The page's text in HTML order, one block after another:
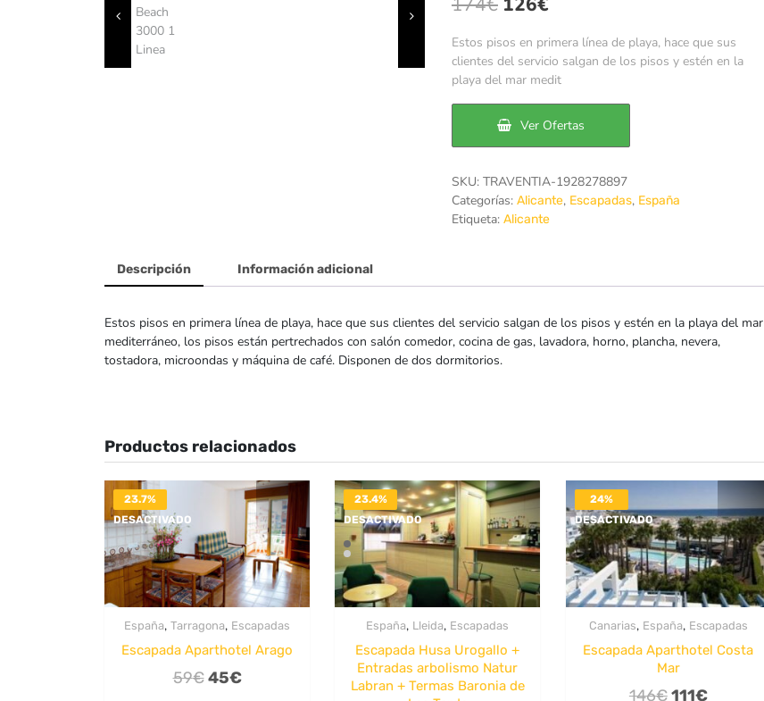
precio
original
era:
174€.
precio
actual
es:
126€.
Estos pisos en primera línea de playa, hace que sus
clientes del servicio salgan de los pisos y estén en la
playa del mar medit
Ver Ofertas
SKU: TRAVENTIA-1928278897
Categorías: Alicante, Escapadas, España
Etiqueta: Alicante
Descripción Información adicional
Estos pisos en primera línea de playa, hace que sus clientes del servicio salgan de los pisos y estén en la playa del mar
mediterráneo, los pisos están pertrechados con salón comedor, cocina de gas, lavadora, horno, plancha, nevera,
tostadora, microondas y máquina de café. Disponen de dos dormitorios.
Productos relacionados
23.7%
DESACTIVADO
España, Tarragona, Escapadas
Escapada Aparthotel Arago
59€ El
45€El
23.4%
DESACTIVADO
España, Lleida, Escapadas
Escapada Husa Urogallo +
Entradas arbolismo Natur
Labran + Termas Baronia de
24%
DESACTIVADO
Canarias, España, Escapadas
Escapada Aparthotel Costa
Mar
146€El
111€El